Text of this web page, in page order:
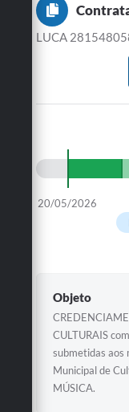
LUCA
20/05/2026
Objeto
CULTURAIS
submetidas aos
Municipal de
MÚSICA.